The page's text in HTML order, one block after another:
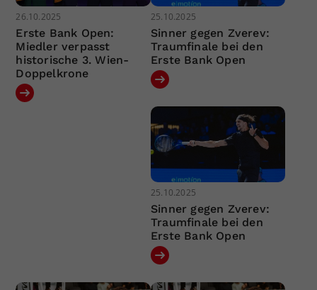
26.10.2025
Erste Bank Open:
Miedler verpasst
historische 3. Wien-
Doppelkrone
25.10.2025
Sinner gegen Zverev:
Traumfinale bei den
Erste Bank Open
25.10.2025
Sinner gegen Zverev:
Traumfinale bei den
Erste Bank Open